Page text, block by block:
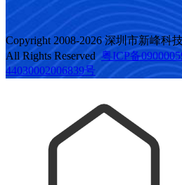
Copyright 2008-2026 深圳市新峰科
All Rights Reserved 粤ICP备
44030002006839号